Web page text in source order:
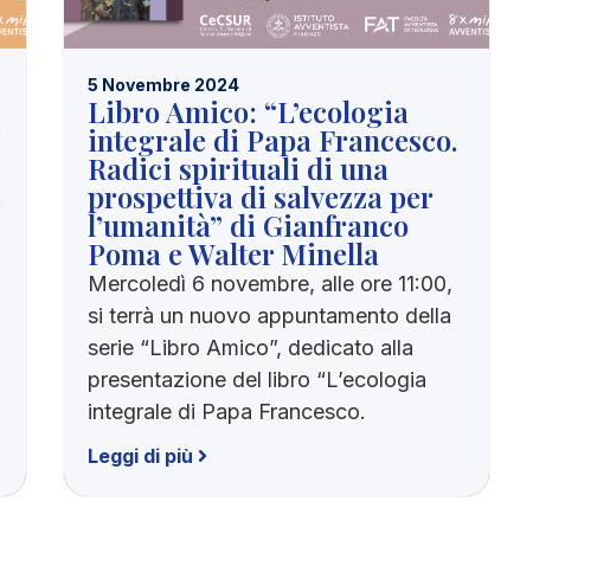
5 Novembre 2024
Libro Amico: “L’ecologia
integrale di Papa Francesco.
Radici spirituali di una
prospettiva di salvezza per
l’umanità” di Gianfranco
Poma e Walter Minella
Mercoledì 6 novembre, alle ore 11:00,
si terrà un nuovo appuntamento della
serie “Libro Amico”, dedicato alla
presentazione del libro “L’ecologia
integrale di Papa Francesco.
Leggi di più